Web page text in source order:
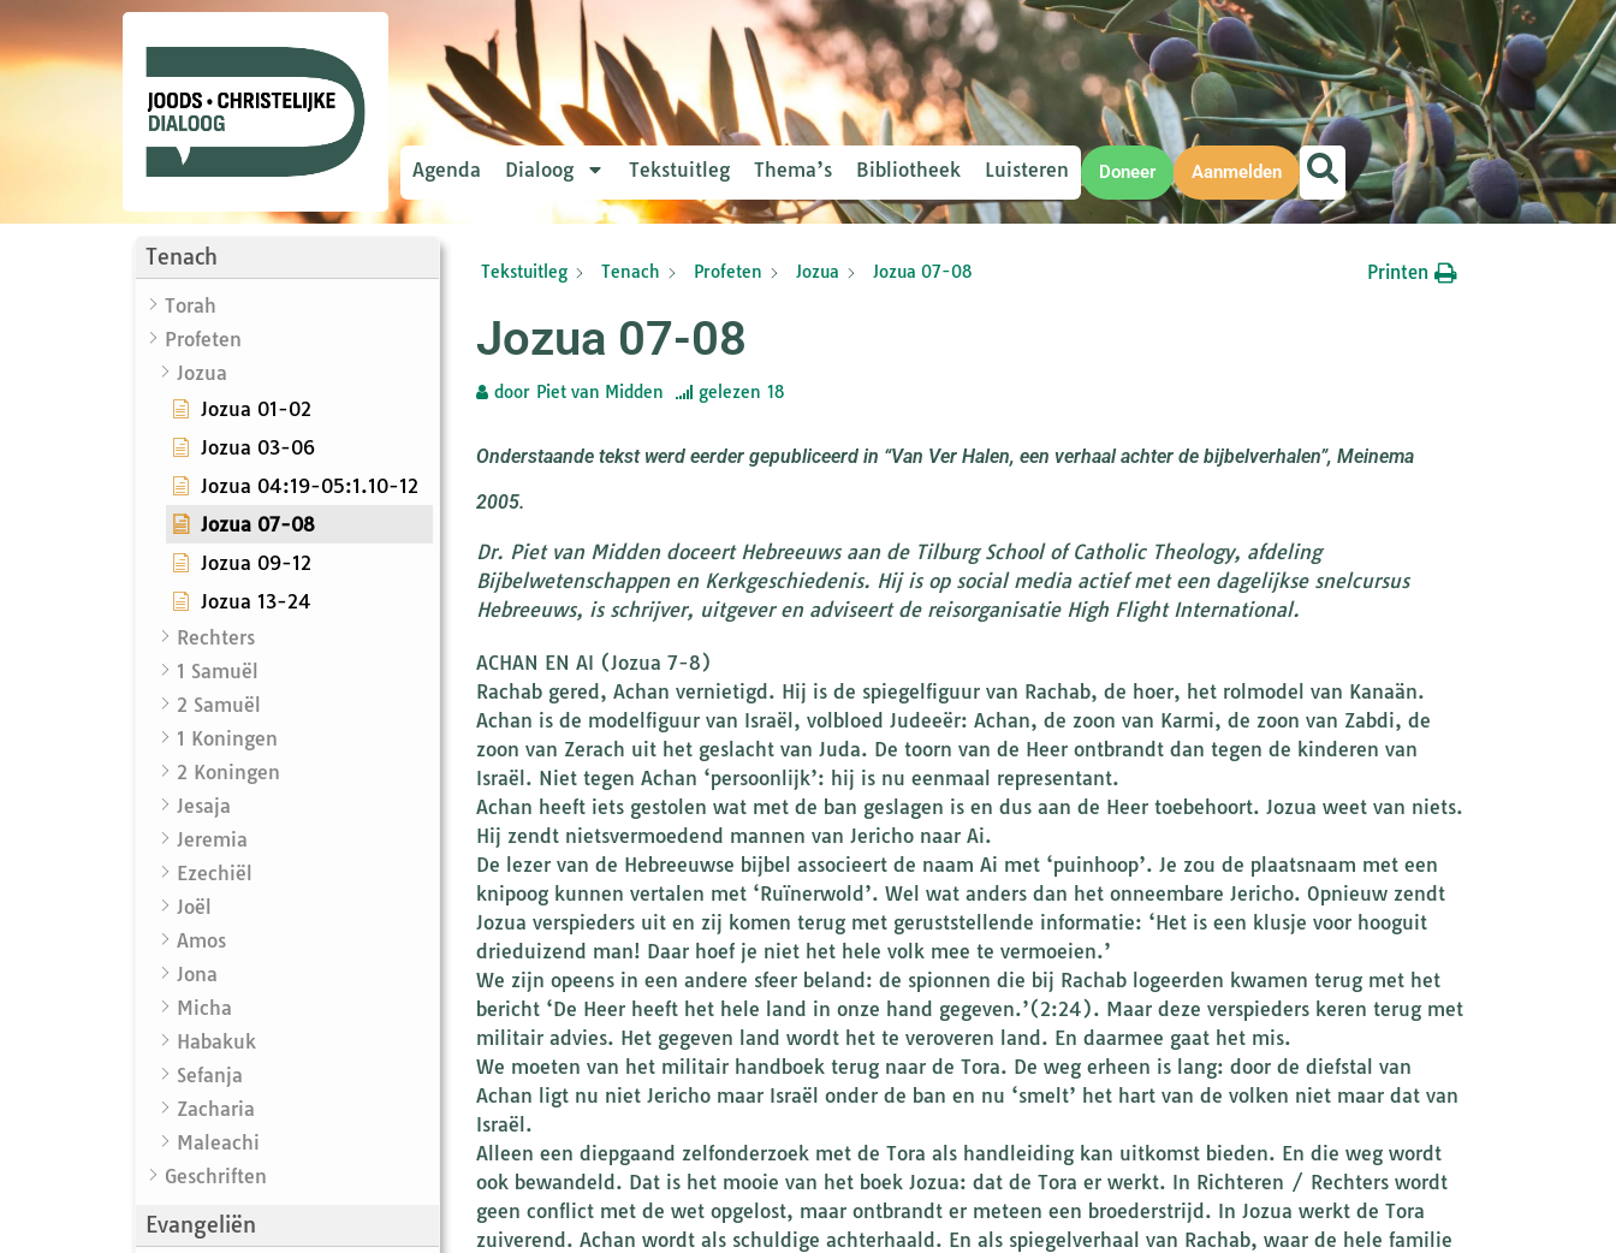
Agenda Dialoog Tekstuitleg Thema’s Bibliotheek Luisteren Doneer Aanmelden
Tenach
Torah
Profeten
Jozua
Jozua 01-02
Jozua 03-06
Jozua 04:19-05:1.10-12
Jozua 07-08
Jozua 09-12
Jozua 13-24
Rechters
1 Samuël
2 Samuël
1 Koningen
2 Koningen
Jesaja
Jeremia
Ezechiël
Joël
Amos
Jona
Micha
Habakuk
Sefanja
Zacharia
Maleachi
Geschriften
Evangeliën
Tekstuitleg Tenach Profeten Jozua Jozua 07-08 Printen
Jozua 07-08
door Piet van Midden gelezen 18
Onderstaande tekst werd eerder gepubliceerd in “Van Ver Halen, een verhaal achter de bijbelverhalen”, Meinema
2005.
Dr. Piet van Midden doceert Hebreeuws aan de Tilburg School of Catholic Theology, afdeling
Bijbelwetenschappen en Kerkgeschiedenis. Hij is op social media actief met een dagelijkse snelcursus
Hebreeuws, is schrijver, uitgever en adviseert de reisorganisatie High Flight International.
ACHAN EN AI (Jozua 7-8)
Rachab gered, Achan vernietigd. Hij is de spiegelfiguur van Rachab, de hoer, het rolmodel van Kanaän.
Achan is de modelfiguur van Israël, volbloed Judeeër: Achan, de zoon van Karmi, de zoon van Zabdi, de
zoon van Zerach uit het geslacht van Juda. De toorn van de Heer ontbrandt dan tegen de kinderen van
Israël. Niet tegen Achan ‘persoonlijk’: hij is nu eenmaal representant.
Achan heeft iets gestolen wat met de ban geslagen is en dus aan de Heer toebehoort. Jozua weet van niets.
Hij zendt nietsvermoedend mannen van Jericho naar Ai.
De lezer van de Hebreeuwse bijbel associeert de naam Ai met ‘puinhoop’. Je zou de plaatsnaam met een
knipoog kunnen vertalen met ‘Ruïnerwold’. Wel wat anders dan het onneembare Jericho. Opnieuw zendt
Jozua verspieders uit en zij komen terug met geruststellende informatie: ‘Het is een klusje voor hooguit
drieduizend man! Daar hoef je niet het hele volk mee te vermoeien.’
We zijn opeens in een andere sfeer beland: de spionnen die bij Rachab logeerden kwamen terug met het
bericht ‘De Heer heeft het hele land in onze hand gegeven.’(2:24). Maar deze verspieders keren terug met
militair advies. Het gegeven land wordt het te veroveren land. En daarmee gaat het mis.
We moeten van het militair handboek terug naar de Tora. De weg erheen is lang: door de diefstal van
Achan ligt nu niet Jericho maar Israël onder de ban en nu ‘smelt’ het hart van de volken niet maar dat van
Israël.
Alleen een diepgaand zelfonderzoek met de Tora als handleiding kan uitkomst bieden. En die weg wordt
ook bewandeld. Dat is het mooie van het boek Jozua: dat de Tora er werkt. In Richteren / Rechters wordt
geen conflict met de wet opgelost, maar ontbrandt er meteen een broederstrijd. In Jozua werkt de Tora
zuiverend. Achan wordt als schuldige achterhaald. En als spiegelverhaal van Rachab, waar de hele familie